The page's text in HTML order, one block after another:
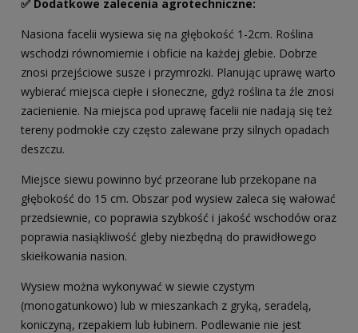
✅ Dodatkowe zalecenia agrotechniczne:
Nasiona facelii wysiewa się na głębokość 1-2cm. Roślina
wschodzi równomiernie i obficie na każdej glebie. Dobrze
znosi przejściowe susze i przymrozki. Planując uprawę warto
wybierać miejsca ciepłe i słoneczne, gdyż roślina ta źle znosi
zacienienie. Na miejsca pod uprawę facelii nie nadają się też
tereny podmokłe czy często zalewane przy silnych opadach
deszczu.
Miejsce siewu powinno być przeorane lub przekopane na
głębokość do 15 cm. Obszar pod wysiew zaleca się wałować
przedsiewnie, co poprawia szybkość i jakość wschodów oraz
poprawia nasiąkliwość gleby niezbędną do prawidłowego
skiełkowania nasion.
Wysiew można wykonywać w siewie czystym
(monogatunkowo) lub w mieszankach z gryką, seradelą,
koniczyną, rzepakiem lub łubinem. Podlewanie nie jest